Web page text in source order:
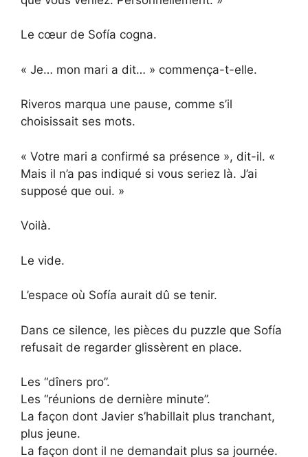
Le cœur de Sofía cogna.
« Je… mon mari a dit… » commença-t-elle.
Riveros marqua une pause, comme s’il
choisissait ses mots.
« Votre mari a confirmé sa présence », dit-il. «
Mais il n’a pas indiqué si vous seriez là. J’ai
supposé que oui. »
Voilà.
Le vide.
L’espace où Sofía aurait dû se tenir.
Dans ce silence, les pièces du puzzle que Sofía
refusait de regarder glissèrent en place.
Les “dîners pro”.
Les “réunions de dernière minute”.
La façon dont Javier s’habillait plus tranchant,
plus jeune.
La façon dont il ne demandait plus sa journée.